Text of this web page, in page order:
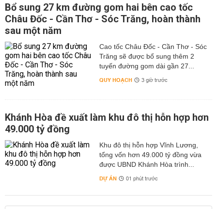
Bổ sung 27 km đường gom hai bên cao tốc
Châu Đốc - Cần Thơ - Sóc Trăng, hoàn thành
sau một năm
Cao tốc Châu Đốc - Cần Thơ - Sóc
Trăng sẽ được bổ sung thêm 2
tuyến đường gom dài gần 27...
QUY HOẠCH 3 giờ trước
Khánh Hòa đề xuất làm khu đô thị hỗn hợp hơn
49.000 tỷ đồng
Khu đô thị hỗn hợp Vĩnh Lương,
tổng vốn hơn 49.000 tỷ đồng vừa
được UBND Khánh Hòa trình...
DỰ ÁN 01 phút trước